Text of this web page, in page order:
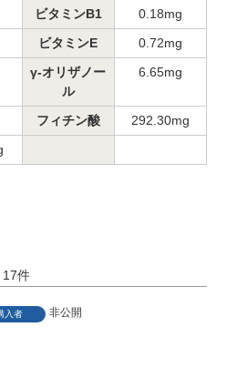
像はイメージです。パッケ
、予告なく変更になる場合
ます。
ビタミンB1
0.18mg
ビタミンE
0.72mg
γ-オリザノー
ル
6.65mg
フィチン酸
292.30mg
17
入者
非公開